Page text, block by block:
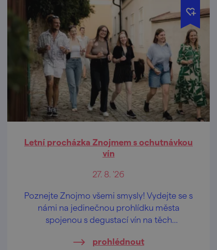
Letní procházka Znojmem s ochutnávkou
vín
27. 8. '26
Poznejte Znojmo všemi smysly! Vydejte se s
námi na jedinečnou prohlídku města
spojenou s degustací vín na těch
prohlédnout